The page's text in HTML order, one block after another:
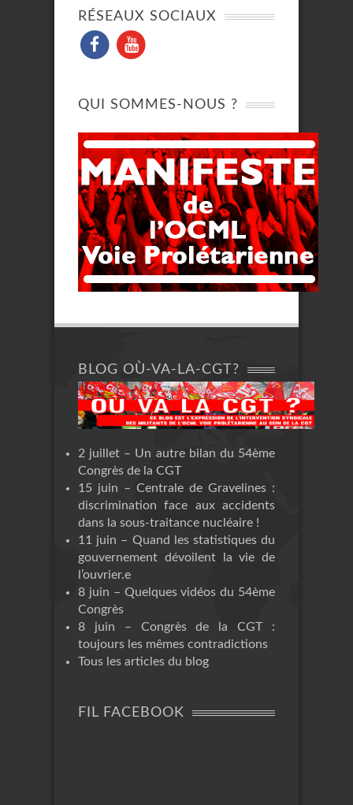
RÉSEAUX SOCIAUX
QUI SOMMES-NOUS ?
BLOG OÙ-VA-LA-CGT?
2 juillet – Un autre bilan du 54ème
Congrès de la CGT
15 juin – Centrale de Gravelines :
discrimination face aux accidents
dans la sous-traitance nucléaire !
11 juin – Quand les statistiques du
gouvernement dévoilent la vie de
l’ouvrier.e
8 juin – Quelques vidéos du 54ème
Congrès
8 juin – Congrès de la CGT :
toujours les mêmes contradictions
Tous les articles du blog
FIL FACEBOOK